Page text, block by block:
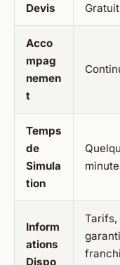
Devis
Acco
mpag
nemen
t
Temps
de
Simula
tion
Inform
ations
Dispo
Tarifs,